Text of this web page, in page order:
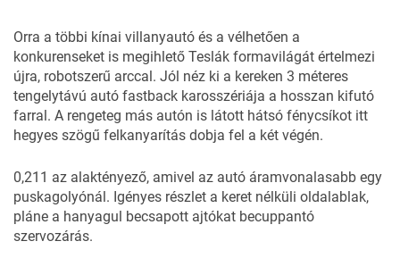
Orra a többi kínai villanyautó és a vélhetően a
konkurenseket is megihlető Teslák formavilágát értelmezi
újra, robotszerű arccal. Jól néz ki a kereken 3 méteres
tengelytávú autó fastback karosszériája a hosszan kifutó
farral. A rengeteg más autón is látott hátsó fénycsíkot itt
hegyes szögű felkanyarítás dobja fel a két végén.
0,211 az alaktényező, amivel az autó áramvonalasabb egy
puskagolyónál. Igényes részlet a keret nélküli oldalablak,
pláne a hanyagul becsapott ajtókat becuppantó
szervozárás.